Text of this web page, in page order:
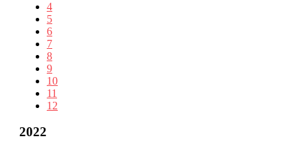
4
5
6
7
8
9
10
11
12
2022